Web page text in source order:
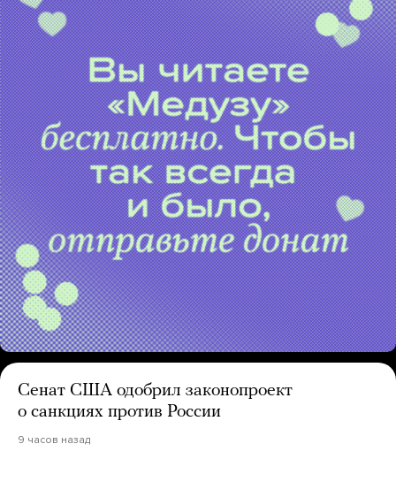
Сенат США одобрил законопроект
о санкциях против России
9 часов назад